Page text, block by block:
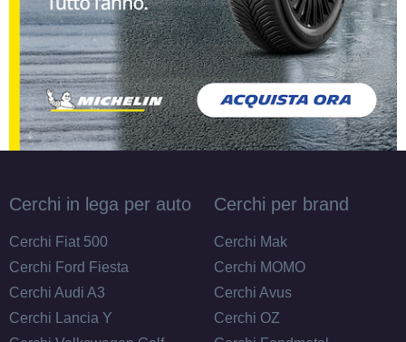
Cerchi in lega per auto
Cerchi Fiat 500
Cerchi Ford Fiesta
Cerchi Audi A3
Cerchi Lancia Y
Cerchi per brand
Cerchi Mak
Cerchi MOMO
Cerchi Avus
Cerchi OZ